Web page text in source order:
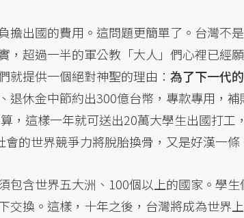
擔出國的費用。這問題更簡單了。台灣不是
，超過一半的軍公教「大人」們心裡已經願
就提供一個絕對神聖的理由： 為了下一代的
退休金中節約出300億台幣，專款專用，補
，這樣一年就可送出20萬大學生出國打工，
的世界競爭力將脫胎換骨，又是好漢一條
包含世界五大洲、100個以上的國家。學生
交換。這樣，十年之後，台灣將成為世界上